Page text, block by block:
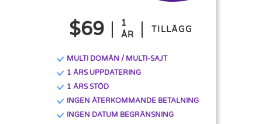
$69
1
ÅR
TILLÄGG
MULTI DOMÄN / MULTI-SAJT
1 ÅRS UPPDATERING
1 ÅRS STÖD
INGEN ÅTERKOMMANDE BETALNING
INGEN DATUM BEGRÄNSNING